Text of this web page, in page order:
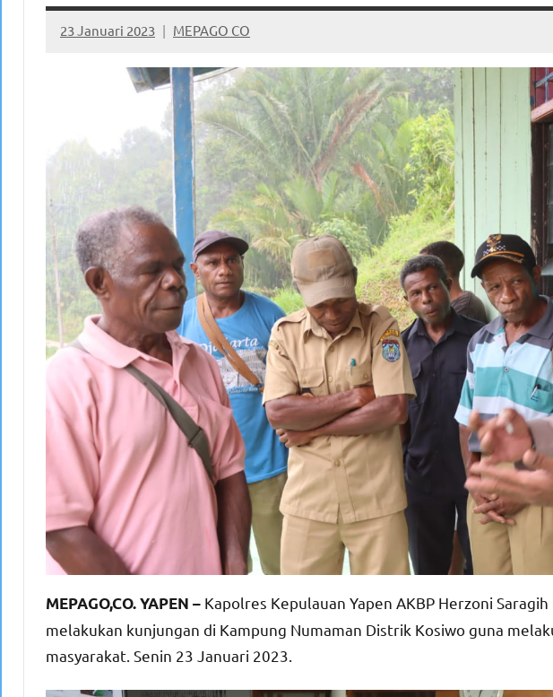
23 Januari 2023 MEPAGO CO
No
MEPAGO,CO. YAPEN – Kapolres Kepulauan Yapen AKBP Herzoni
melakukan kunjungan di Kampung Numaman Distrik Kosiwo guna
masyarakat. Senin 23 Januari 2023.